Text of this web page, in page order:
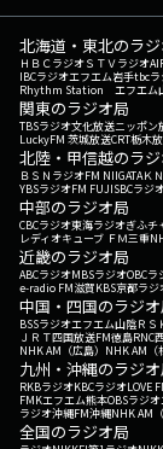
北海道・東北のラ
ＨＢＣラジオＳＴＶラジオ
IBCラジオエフエム岩手tbcラ
Rhythm Station エフエム
関東のラジオ局
TBSラジオ文化放送ニッポン
LuckyFM 茨城放送CRT栃木
北陸・甲信越のラ
ＢＳＮラジオFM NIIGATAＫ
YBSラジオFM FUJISBCラジ
中部のラジオ局
CBCラジオ東海ラジオぎふチ
レディオキューブ ＦＭ三重
近畿のラジオ局
ABCラジオMBSラジオOBCラ
e-radio FM滋賀KBS京都ラジ
中国・四国のラジ
BSSラジオエフエム山陰ＲＳ
ＪＲＴ四国放送FM徳島RNC
NHK AM（広島） NHK AM（
九州・沖縄のラジ
RKBラジオKBCラジオLOVE
FMKエフエム熊本OBSラジオ
ラジオ沖縄FM沖縄NHK AM（
全国のラジオ局